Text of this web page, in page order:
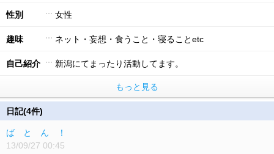
性別 女性
趣味 ネット・妄想・食うこと・寝ることetc
自己紹介 新潟にてまったり活動してます。
もっと見る
日記(4件)
ば と ん ！
13/09/27 00:45